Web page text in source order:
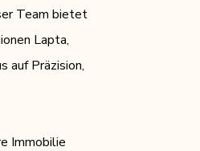
Team bietet
Lapta,
auf Präzision,
Immobilie